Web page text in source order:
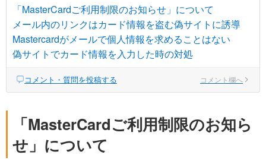
「MasterCardご利用制限のお知らせ」について
メール内のリンクはカード情報を盗む偽サイトに誘導
Mastercardがメールで個人情報を求めることはない
偽サイトでカード情報を入力した時の対処
コメント・質問を投稿する コメント欄へ
「MasterCardご利用制限のお知ら
せ」について